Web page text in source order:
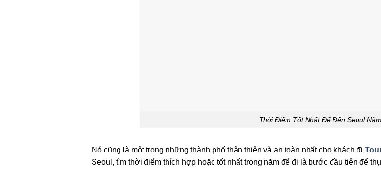
Thời Điểm Tốt Nhất Để Đến Seoul
Nó cũng là một trong những thành phố thân thiện và an toàn nhất cho khách đi
Seoul, tìm thời điểm thích hợp hoặc tốt nhất trong năm để đi là bước đầu tiên để